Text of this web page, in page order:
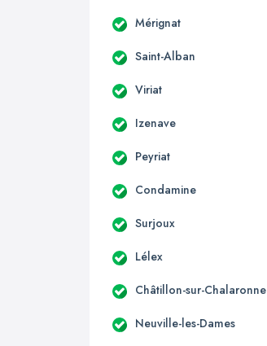
Mérignat
Saint-Alban
Viriat
Izenave
Peyriat
Condamine
Surjoux
Lélex
Châtillon-sur-Chalaronne
Neuville-les-Dames